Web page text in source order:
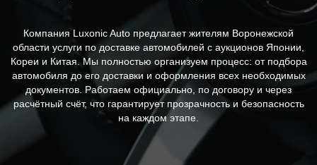
Компания Luxonic Auto предлагает жителям Воронежской
области услуги по доставке автомобилей с аукционов Японии,
Кореи и Китая. Мы полностью организуем процесс: от подбора
автомобиля до его доставки и оформления всех необходимых
документов. Работаем официально, по договору и через
расчётный счёт, что гарантирует прозрачность и безопасность
на каждом этапе.